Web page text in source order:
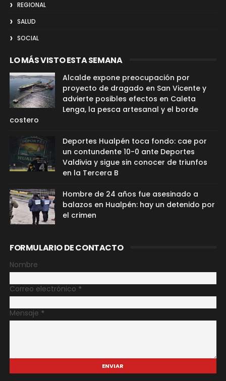
REGIONAL
SALUD
SOCIAL
LO MÁS VISTO ESTA SEMANA
Alcalde expone preocupación por
proyecto de dragado en San Vicente y
advierte posibles efectos en Caleta
Lenga, la pesca artesanal y el borde
costero
Deportes Hualpén toca fondo: cae por
un contundente 10-0 ante Deportes
Valdivia y sigue sin conocer de triunfos
en la Tercera B
Hombre de 24 años fue asesinado a
balazos en Hualpén: hay un detenido por
el crimen
FORMULARIO DE CONTACTO
Nombre
Correo electrónico *
Mensaje *